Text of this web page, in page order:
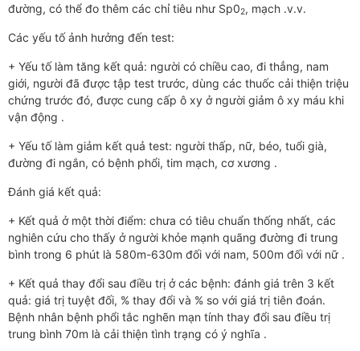
đường, có thể đo thêm các chỉ tiêu như Sp02, mạch .v.v.
Các yếu tố ảnh hưởng đến test:
+ Yếu tố làm tăng kết quả: người có chiều cao, đi thẳng, nam
giới, người đã được tập test trước, dùng các thuốc cải thiện triệu
chứng trước đó, được cung cấp ô xy ở người giảm ô xy máu khi
vận động .
+ Yếu tố làm giảm kết quả test: người thấp, nữ, béo, tuổi già,
đường đi ngắn, có bệnh phổi, tim mạch, cơ xương .
Đánh giá kết quả:
+ Kết quả ở một thời điểm: chưa có tiêu chuẩn thống nhất, các
nghiên cứu cho thấy ở người khỏe mạnh quãng đường đi trung
bình trong 6 phút là 580m-630m đối với nam, 500m đối với nữ .
+ Kết quả thay đổi sau điều trị ở các bệnh: đánh giá trên 3 kết
quả: giá trị tuyệt đối, % thay đổi và % so với giá trị tiên đoán.
Bệnh nhân bệnh phổi tắc nghẽn mạn tính thay đổi sau điều trị
trung bình 70m là cải thiện tình trạng có ý nghĩa .